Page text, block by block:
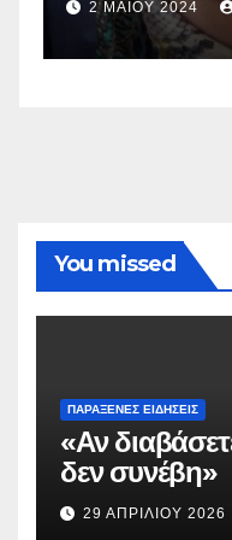
2 ΜΑΪ́ΟΥ 2024
You missed
ΠΑΡΆΞΕΝΕΣ ΕΙΔΉΣΕΙΣ
«Αν
δεν συνέβη»
29 ΑΠΡΙΛΊΟΥ 2026